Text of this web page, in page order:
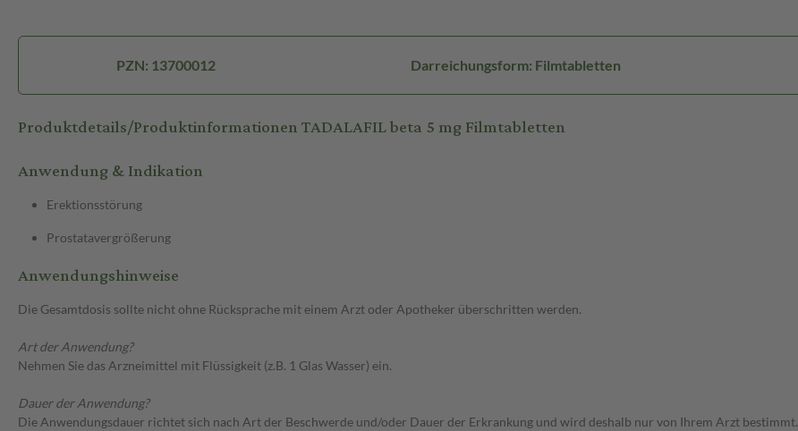
PZN: 13700012 Darreichungsform: Filmtabletten
Produktdetails/Produktinformationen TADALAFIL beta 5 mg Filmtabletten
Anwendung & Indikation
Erektionsstörung
Prostatavergrößerung
Anwendungshinweise
Die Gesamtdosis sollte nicht ohne Rücksprache mit einem Arzt oder Apotheker überschritten werden.
Art der Anwendung?
Nehmen Sie das Arzneimittel mit Flüssigkeit (z.B. 1 Glas Wasser) ein.
Dauer der Anwendung?
Die Anwendungsdauer richtet sich nach Art der Beschwerde und/oder Dauer der Erkrankung und wird deshalb nur von Ihrem Arzt bestimmt.